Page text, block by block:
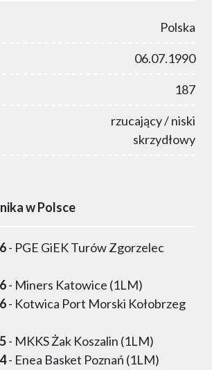
Polska
06.07.1990
187
rzucający / niski
skrzydłowy
w Polsce
- PGE GiEK Turów Zgorzelec
- Miners Katowice (1LM)
- Kotwica Port Morski Kołobrzeg
- MKKS Żak Koszalin (1LM)
- Enea Basket Poznań (1LM)